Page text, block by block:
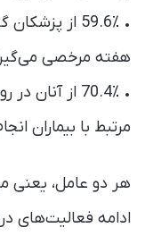
• 59.6٪ از
هفته مرخصی
• 70.4٪ از
مرتبط با بیماران
هر دو عامل، یعنی
ادامه فعالیت‌های